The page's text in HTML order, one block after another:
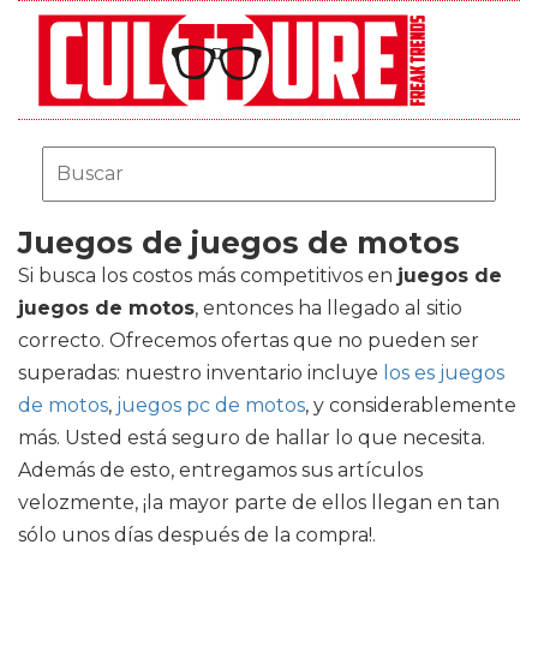
Juegos de juegos de motos
Si busca los costos más competitivos en juegos de
juegos de motos, entonces ha llegado al sitio
correcto. Ofrecemos ofertas que no pueden ser
superadas: nuestro inventario incluye los es juegos
de motos, juegos pc de motos, y considerablemente
más. Usted está seguro de hallar lo que necesita.
Además de esto, entregamos sus artículos
velozmente, ¡la mayor parte de ellos llegan en tan
sólo unos días después de la compra!.